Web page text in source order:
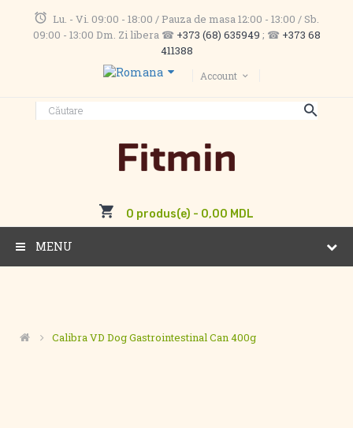
Lu. - Vi. 09:00 - 18:00 / Pauza de masa 12:00 - 13:00 / Sb.
09:00 - 13:00 Dm. Zi libera ☎ +373 (68) 635949 ; ☎ +373 68
411388
Account
0 produs(e) - 0,00 MDL
MENU
Calibra VD Dog Gastrointestinal Can 400g